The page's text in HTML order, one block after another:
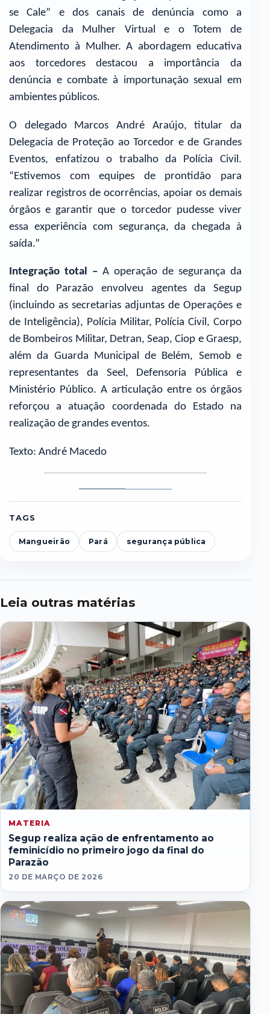
se Cale” e dos canais de denúncia como a
Delegacia da Mulher Virtual e o Totem de
Atendimento à Mulher. A abordagem educativa
aos torcedores destacou a importância da
denúncia e combate à importunação sexual em
ambientes públicos.
O delegado Marcos André Araújo, titular da
Delegacia de Proteção ao Torcedor e de Grandes
Eventos, enfatizou o trabalho da Polícia Civil.
“Estivemos com equipes de prontidão para
realizar registros de ocorrências, apoiar os demais
órgãos e garantir que o torcedor pudesse viver
essa experiência com segurança, da chegada à
saída.”
Integração total –A operação de segurança da
final do Parazão envolveu agentes da Segup
(incluindo as secretarias adjuntas de Operações e
de Inteligência), Polícia Militar, Polícia Civil, Corpo
de Bombeiros Militar, Detran, Seap, Ciop e Graesp,
além da Guarda Municipal de Belém, Semob e
representantes da Seel, Defensoria Pública e
Ministério Público. A articulação entre os órgãos
reforçou a atuação coordenada do Estado na
realização de grandes eventos.
Texto: André Macedo
Foto
1
Foto
2
TAGS
Mangueirão Pará segurança pública
Leia outras matérias
MATERIA
Segup realiza ação de enfrentamento ao
feminicídio no primeiro jogo da final do
Parazão
20 DE MARÇO DE 2026